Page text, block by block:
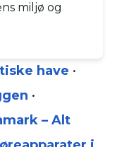
miljø og
have •
•
– Alt